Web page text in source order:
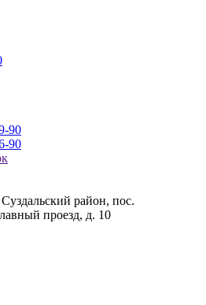
90
90
район, пос.
проезд, д. 10